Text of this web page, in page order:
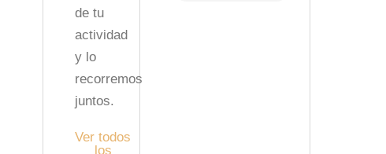
de tu
actividad
y lo
recorremos
juntos.
Ver todos
los